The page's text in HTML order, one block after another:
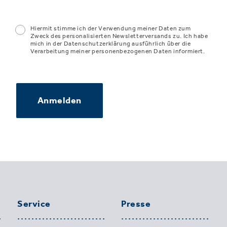
Hiermit stimme ich der Verwendung meiner Daten zum
Zweck des personalisierten Newsletterversands zu. Ich habe
mich in der Datenschutzerklärung ausführlich über die
Verarbeitung meiner personenbezogenen Daten informiert.
Anmelden
Service Presse